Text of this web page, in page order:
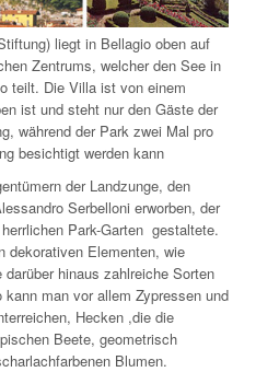
liegt in Bellagio oben auf
Zentrums, welcher den See in
teilt. Die Villa ist von einem
ist und steht nur den Gäste der
während der Park zwei Mal pro
besichtigt werden kann
der Landzunge, den
Serbelloni erworben, der
Park-Garten gestaltete.
dekorativen Elementen, wie
hinaus zahlreiche Sorten
man vor allem Zypressen und
Hecken ,die die
Beete, geometrisch
Blumen.